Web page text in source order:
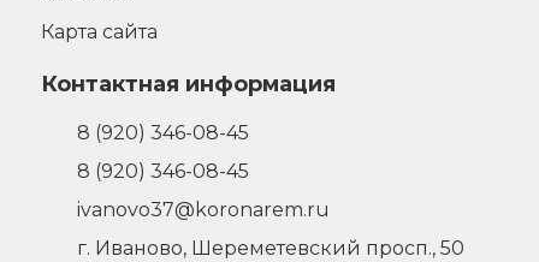
Карта сайта
Контактная информация
8 (920) 346-08-45
8 (920) 346-08-45
ivanovo37@koronarem.ru
г. Иваново, Шереметевский просп., 50